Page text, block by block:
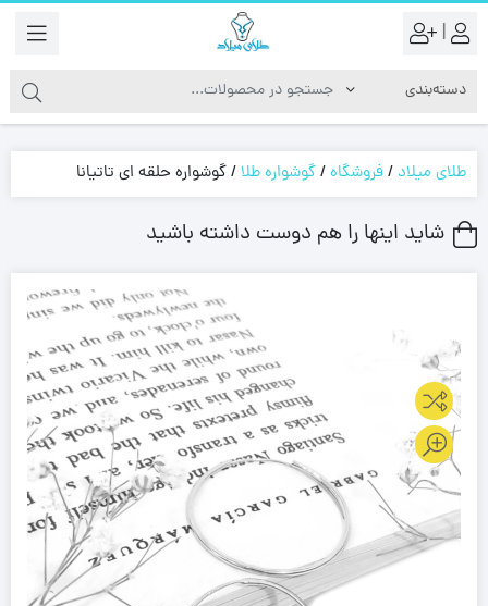
|
طلای میلاد /فروشگاه/گوشواره طلا/گوشواره حلقه ای تاتیانا
شاید اینها را هم دوست داشته باشید